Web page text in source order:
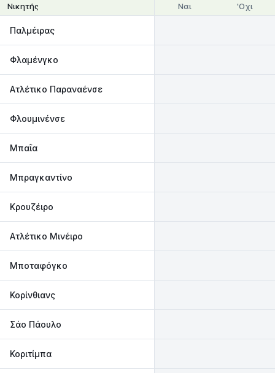
Νικητής Ναι 'Οχι
Παλμέιρας
Φλαμένγκο
Ατλέτικο Παραναένσε
Φλουμινένσε
Μπαΐα
Μπραγκαντίνο
Κρουζέιρο
Ατλέτικο Μινέιρο
Μποταφόγκο
Κορίνθιανς
Σάο Πάουλο
Κοριτίμπα